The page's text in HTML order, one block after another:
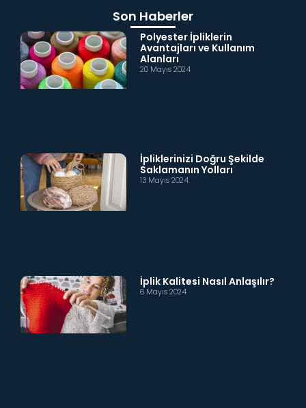
Son Haberler
Polyester İpliklerin
Avantajları ve Kullanım
Alanları
20 Mayıs 2024
İpliklerinizi Doğru Şekilde
Saklamanın Yolları
13 Mayıs 2024
İplik Kalitesi Nasıl Anlaşılır?
6 Mayıs 2024